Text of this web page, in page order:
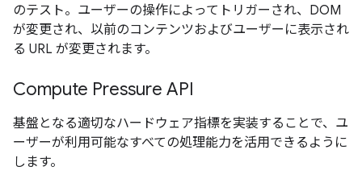
のテスト。ユーザーの操作によってトリガーされ、DOM
が変更され、以前のコンテンツおよびユーザーに表示され
る URL が変更されます。
Compute Pressure API
基盤となる適切なハードウェア指標を実装することで、ユ
ーザーが利用可能なすべての処理能力を活用できるように
します。